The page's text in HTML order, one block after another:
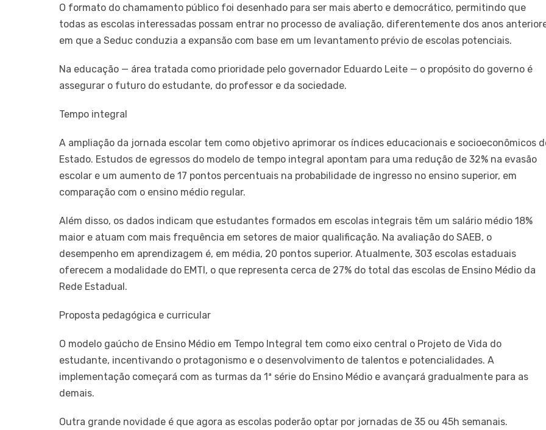
O formato do chamamento público foi desenhado para ser mais aberto e democrático, permitindo que
todas as escolas interessadas possam entrar no processo de avaliação, diferentemente dos anos
em que a Seduc conduzia a expansão com base em um levantamento prévio de escolas potenciais.
Na educação — área tratada como prioridade pelo governador Eduardo Leite — o propósito do governo é
assegurar o futuro do estudante, do professor e da sociedade.
Tempo integral
A ampliação da jornada escolar tem como objetivo aprimorar os índices educacionais e socioeconômicos
Estado. Estudos de egressos do modelo de tempo integral apontam para uma redução de 32% na evasão
escolar e um aumento de 17 pontos percentuais na probabilidade de ingresso no ensino superior, em
comparação com o ensino médio regular.
Além disso, os dados indicam que estudantes formados em escolas integrais têm um salário médio 18%
maior e atuam com mais frequência em setores de maior qualificação. Na avaliação do SAEB, o
desempenho em aprendizagem é, em média, 20 pontos superior. Atualmente, 303 escolas estaduais
oferecem a modalidade do EMTI, o que representa cerca de 27% do total das escolas de Ensino Médio da
Rede Estadual.
Proposta pedagógica e curricular
O modelo gaúcho de Ensino Médio em Tempo Integral tem como eixo central o Projeto de Vida do
estudante, incentivando o protagonismo e o desenvolvimento de talentos e potencialidades. A
implementação começará com as turmas da 1ª série do Ensino Médio e avançará gradualmente para as
demais.
Outra grande novidade é que agora as escolas poderão optar por jornadas de 35 ou 45h semanais.